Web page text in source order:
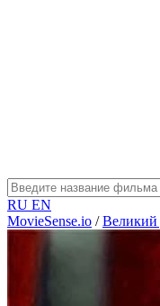
RU EN
MovieSense.io / Великий